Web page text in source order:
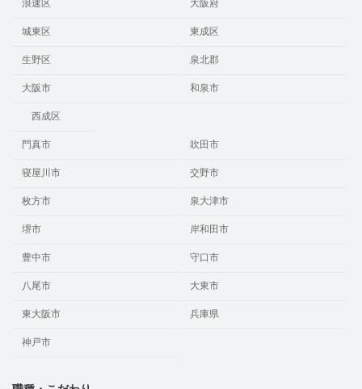
浪速区 大阪府
城東区 東成区
生野区 泉北郡
大阪市
西成区
和泉市
門真市 吹田市
寝屋川市 交野市
枚方市 泉大津市
堺市 岸和田市
豊中市 守口市
八尾市 大東市
東大阪市 兵庫県
神戸市